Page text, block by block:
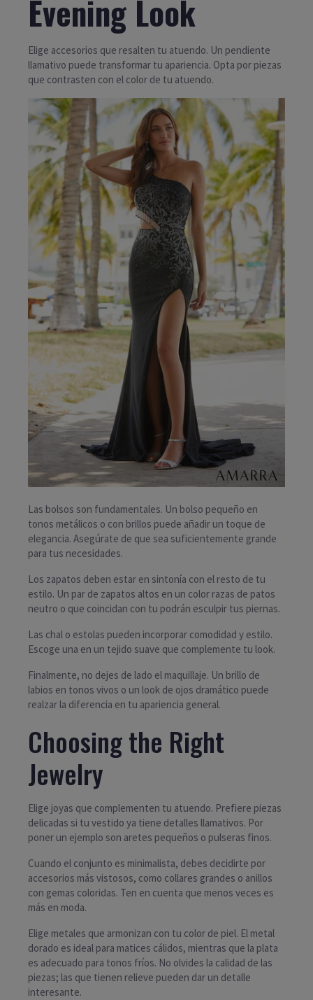
Evening Look
Elige accesorios que resalten tu atuendo. Un pendiente
llamativo puede transformar tu apariencia. Opta por piezas
que contrasten con el color de tu atuendo.
Las bolsos son fundamentales. Un bolso pequeño en
tonos metálicos o con brillos puede añadir un toque de
elegancia. Asegúrate de que sea suficientemente grande
para tus necesidades.
Los zapatos deben estar en sintonía con el resto de tu
estilo. Un par de zapatos altos en un color razas de patos
neutro o que coincidan con tu podrán esculpir tus piernas.
Las chal o estolas pueden incorporar comodidad y estilo.
Escoge una en un tejido suave que complemente tu look.
Finalmente, no dejes de lado el maquillaje. Un brillo de
labios en tonos vivos o un look de ojos dramático puede
realzar la diferencia en tu apariencia general.
Choosing the Right
Jewelry
Elige joyas que complementen tu atuendo. Prefiere piezas
delicadas si tu vestido ya tiene detalles llamativos. Por
poner un ejemplo son aretes pequeños o pulseras finos.
Cuando el conjunto es minimalista, debes decidirte por
accesorios más vistosos, como collares grandes o anillos
con gemas coloridas. Ten en cuenta que menos veces es
más en moda.
Elige metales que armonizan con tu color de piel. El metal
dorado es ideal para matices cálidos, mientras que la plata
es adecuado para tonos fríos. No olvides la calidad de las
piezas; las que tienen relieve pueden dar un detalle
interesante.